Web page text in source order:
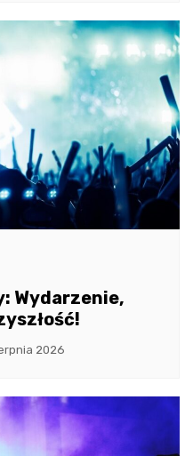
Wydarzenie,
2026